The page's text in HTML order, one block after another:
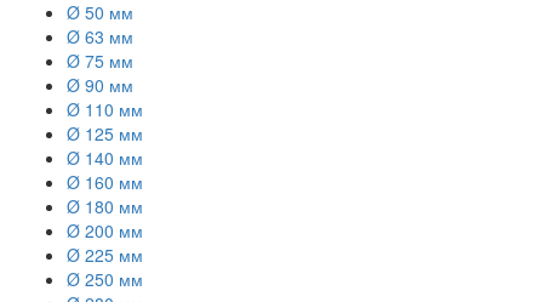
Ø 50 мм
Ø 63 мм
Ø 75 мм
Ø 90 мм
Ø 110 мм
Ø 125 мм
Ø 140 мм
Ø 160 мм
Ø 180 мм
Ø 200 мм
Ø 225 мм
Ø 250 мм